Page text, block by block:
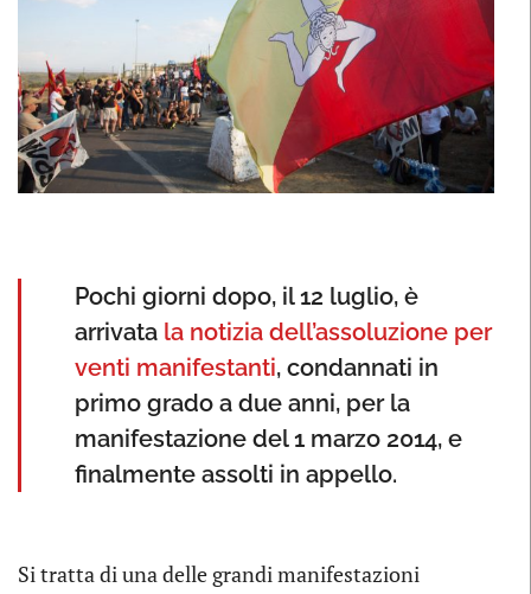
Pochi giorni dopo, il 12 luglio, è
arrivata la notizia dell’assoluzione per
venti manifestanti, condannati in
primo grado a due anni, per la
manifestazione del 1 marzo 2014, e
finalmente assolti in appello.
Si tratta di una delle grandi manifestazioni